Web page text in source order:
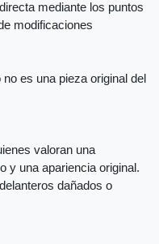
mediante los puntos
modificaciones
es una pieza original del
valoran una
y una apariencia original.
dañados o